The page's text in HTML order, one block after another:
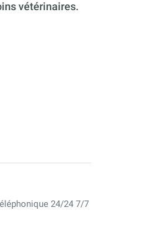
vétérinaires.
24/24 7/7